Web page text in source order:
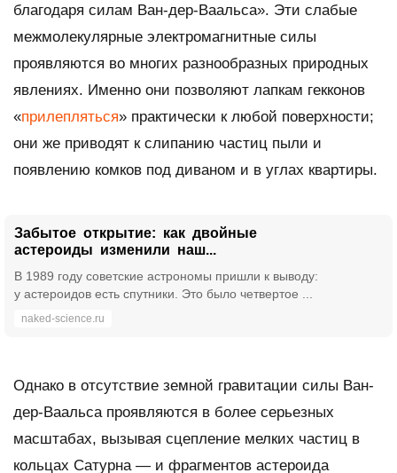
благодаря силам Ван-дер-Ваальса». Эти слабые
межмолекулярные электромагнитные силы
проявляются во многих разнообразных природных
явлениях. Именно они позволяют лапкам гекконов
«прилепляться» практически к любой поверхности;
они же приводят к слипанию частиц пыли и
появлению комков под диваном и в углах квартиры.
Забытое открытие: как двойные
астероиды изменили наш...
В 1989 году советские астрономы пришли к выводу:
у астероидов есть спутники. Это было четвертое ...
naked-science.ru
Однако в отсутствие земной гравитации силы Ван-
дер-Ваальса проявляются в более серьезных
масштабах, вызывая сцепление мелких частиц в
кольцах Сатурна — и фрагментов астероида